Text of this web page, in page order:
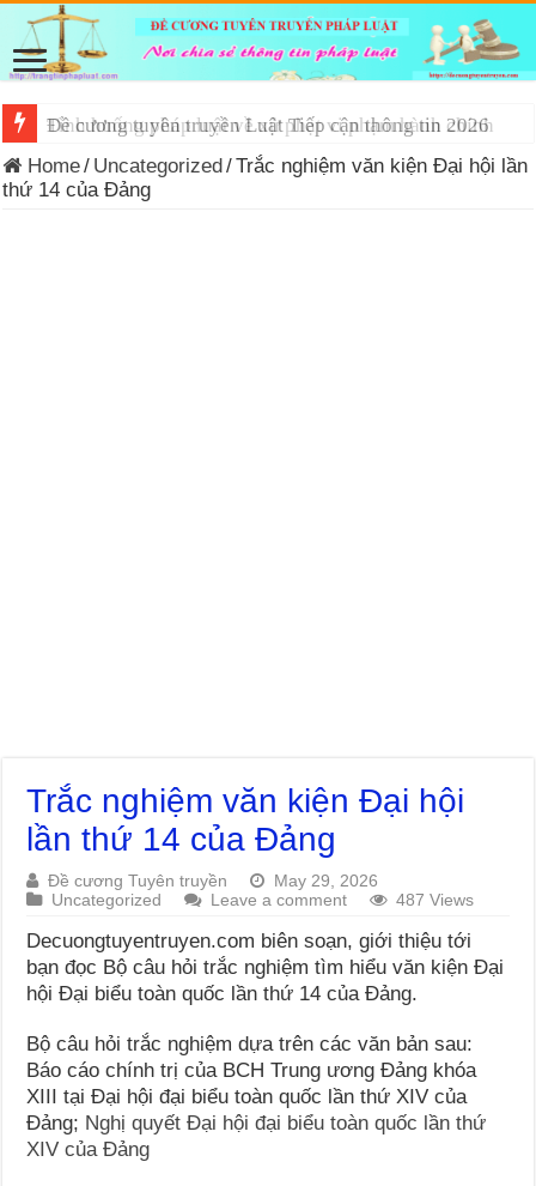
Đề cương tuyên truyền Luật Tiếp cận thông tin 2026
Home/ Uncategorized/Trắc nghiệm văn kiện Đại hội lần
thứ 14 của Đảng
Trắc nghiệm văn kiện Đại hội
lần thứ 14 của Đảng
Đề cương Tuyên truyền
May 29, 2026
Uncategorized
Leave a comment 487 Views
Decuongtuyentruyen.com biên soạn, giới thiệu tới
bạn đọc Bộ câu hỏi trắc nghiệm tìm hiểu văn kiện Đại
hội Đại biểu toàn quốc lần thứ 14 của Đảng.
Bộ câu hỏi trắc nghiệm dựa trên các văn bản sau:
Báo cáo chính trị của BCH Trung ương Đảng khóa
XIII tại Đại hội đại biểu toàn quốc lần thứ XIV của
Đảng; Nghị quyết Đại hội đại biểu toàn quốc lần thứ
XIV của Đảng